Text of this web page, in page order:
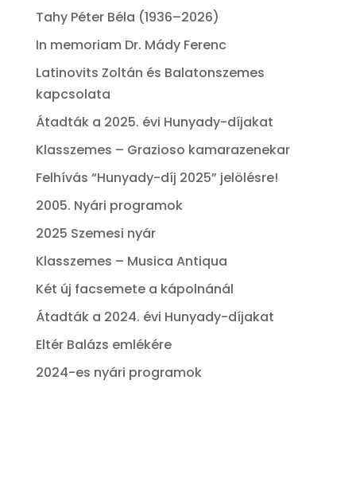
Tahy Péter Béla (1936–2026)
In memoriam Dr. Mády Ferenc
Latinovits Zoltán és Balatonszemes
kapcsolata
Átadták a 2025. évi Hunyady-díjakat
Klasszemes – Grazioso kamarazenekar
Felhívás “Hunyady-díj 2025” jelölésre!
2005. Nyári programok
2025 Szemesi nyár
Klasszemes – Musica Antiqua
Két új facsemete a kápolnánál
Átadták a 2024. évi Hunyady-díjakat
Eltér Balázs emlékére
2024-es nyári programok